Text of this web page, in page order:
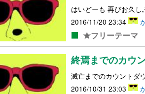
はいどーも 再びお久し
2016/11/20 23:34
★フリーテーマ
終焉までのカウ
滅亡までのカウントダ
2016/10/31 23:03